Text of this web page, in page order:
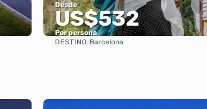
Desde
US$532
Por persona
DESTINO:Barcelona